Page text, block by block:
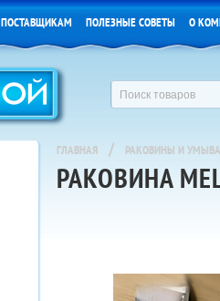
ПОСТАВЩИКАМ ПОЛЕЗНЫЕ СОВЕТЫ О
ГЛАВНАЯ / РАКОВИНЫ И
РАКОВИНА